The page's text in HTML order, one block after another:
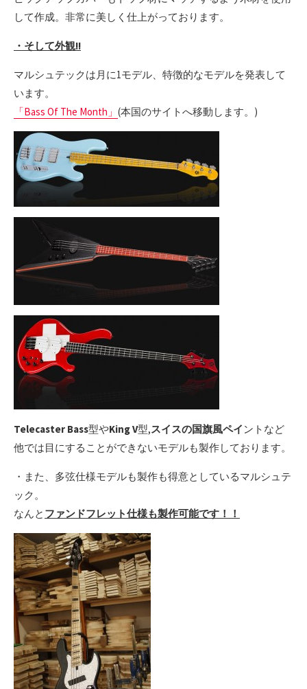
して作成。非常に美しく仕上がっております。
・そして外観!!
マルシュテックは月に1モデル、特徴的なモデルを発表して
います。
「Bass Of The Month」 (本国のサイトへ移動します。)
Telecaster Bass型やKing V型,スイスの国旗風ペイ ントなど
他では目にすることができないモデルも製作しております。
・また、多弦仕様モデルも製作も得意としているマルシュテ
ック。
なんと ファンドフレット仕様も製作可能です！！